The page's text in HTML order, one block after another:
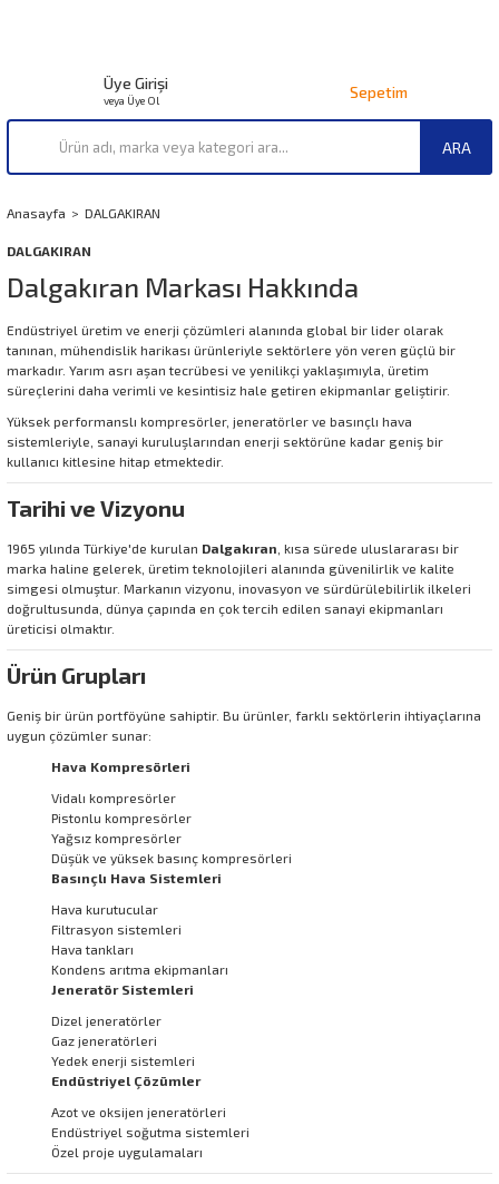
ARA
Üye Girişi
veya Üye Ol Sepetim
Anasayfa DALGAKIRAN
DALGAKIRAN
Dalgakıran Markası Hakkında
Endüstriyel üretim ve enerji çözümleri alanında global bir lider olarak
tanınan, mühendislik harikası ürünleriyle sektörlere yön veren güçlü bir
markadır. Yarım asrı aşan tecrübesi ve yenilikçi yaklaşımıyla, üretim
süreçlerini daha verimli ve kesintisiz hale getiren ekipmanlar geliştirir.
Yüksek performanslı kompresörler, jeneratörler ve basınçlı hava
sistemleriyle, sanayi kuruluşlarından enerji sektörüne kadar geniş bir
kullanıcı kitlesine hitap etmektedir.
Tarihi ve Vizyonu
1965 yılında Türkiye'de kurulan Dalgakıran , kısa sürede uluslararası bir
marka haline gelerek, üretim teknolojileri alanında güvenilirlik ve kalite
simgesi olmuştur. Markanın vizyonu, inovasyon ve sürdürülebilirlik ilkeleri
doğrultusunda, dünya çapında en çok tercih edilen sanayi ekipmanları
üreticisi olmaktır.
Ürün Grupları
Geniş bir ürün portföyüne sahiptir. Bu ürünler, farklı sektörlerin ihtiyaçlarına
uygun çözümler sunar:
Hava Kompresörleri
Vidalı kompresörler
Pistonlu kompresörler
Yağsız kompresörler
Düşük ve yüksek basınç kompresörleri
Basınçlı Hava Sistemleri
Hava kurutucular
Filtrasyon sistemleri
Hava tankları
Kondens arıtma ekipmanları
Jeneratör Sistemleri
Dizel jeneratörler
Gaz jeneratörleri
Yedek enerji sistemleri
Endüstriyel Çözümler
Azot ve oksijen jeneratörleri
Endüstriyel soğutma sistemleri
Özel proje uygulamaları